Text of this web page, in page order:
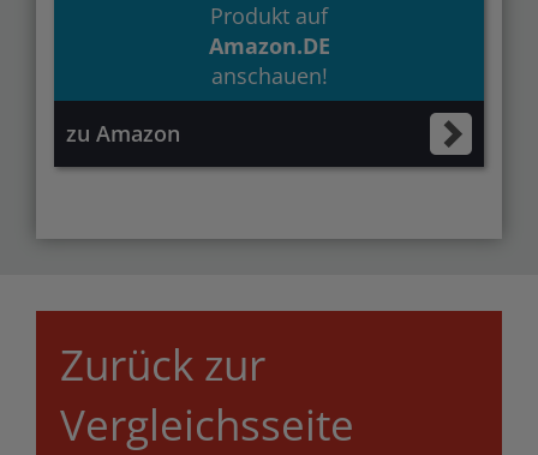
Produkt auf
Amazon.DE
anschauen!
zu Amazon
Zurück zur
Vergleichsseite